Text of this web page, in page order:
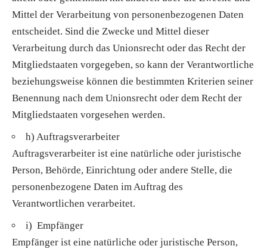
Mittel der Verarbeitung von personenbezogenen Daten
entscheidet. Sind die Zwecke und Mittel dieser
Verarbeitung durch das Unionsrecht oder das Recht der
Mitgliedstaaten vorgegeben, so kann der Verantwortliche
beziehungsweise können die bestimmten Kriterien seiner
Benennung nach dem Unionsrecht oder dem Recht der
Mitgliedstaaten vorgesehen werden.
h) Auftragsverarbeiter
Auftragsverarbeiter ist eine natürliche oder juristische
Person, Behörde, Einrichtung oder andere Stelle, die
personenbezogene Daten im Auftrag des
Verantwortlichen verarbeitet.
i) Empfänger
Empfänger ist eine natürliche oder juristische Person,